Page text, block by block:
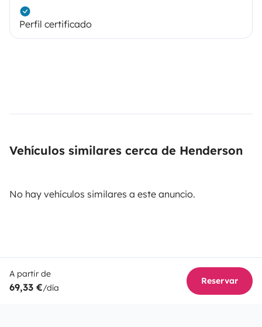
Perfil certificado
Vehículos similares cerca de Henderson
No hay vehículos similares a este anuncio.
A partir de
69,33 €/día
Reservar